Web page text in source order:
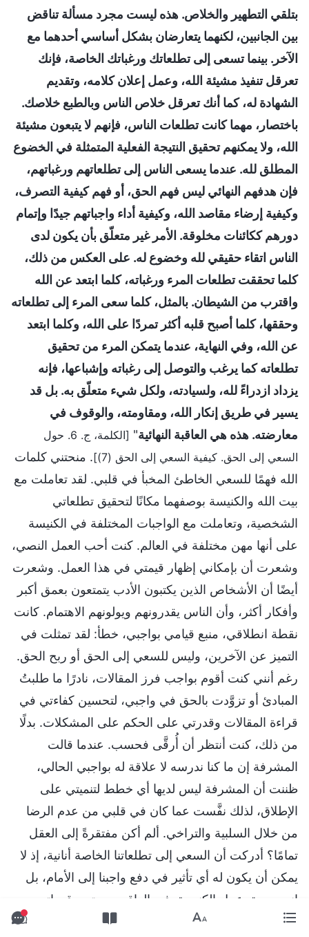
بتلقي التطهير والخلاص. هذه ليست مجرد مسألة تناقض
بين الجانبين، لكنهما يتعارضان بشكل أساسي أحدهما مع
الآخر. بينما تسعى إلى تطلعاتك ورغباتك الخاصة، فإنك
تعرقل تنفيذ مشيئة الله، وعمل إعلان كلامه، وتقديم
الشهادة له، كما أنك تعرقل خلاص الناس وبالطبع خلاصك.
باختصار، مهما كانت تطلعات الناس، فإنهم لا يتبعون مشيئة
الله، ولا يمكنهم تحقيق النتيجة الفعلية المتمثلة في الخضوع
المطلق لله. عندما يسعى الناس إلى تطلعاتهم ورغباتهم،
فإن هدفهم النهائي ليس فهم الحق، أو فهم كيفية التصرف،
وكيفية إرضاء مقاصد الله، وكيفية أداء واجباتهم جيدًا وإتمام
دورهم ككائنات مخلوقة. الأمر غير متعلّق بأن يكون لدى
الناس اتقاء حقيقي لله وخضوع له. على العكس من ذلك،
كلما تحققت تطلعات المرء ورغباته، كلما ابتعد عن الله
واقترب من الشيطان. بالمثل، كلما سعى المرء إلى تطلعاته
وحققها، كلما أصبح قلبه أكثر تمردًا على الله، وكلما ابتعد
عن الله، وفي النهاية، عندما يتمكن المرء من تحقيق
تطلعاته كما يرغب والتوصل إلى رغباته وإشباعها، فإنه
يزداد ازدراءً لله، ولسيادته، ولكل شيء متعلّق به. بل قد
يسير في طريق إنكار الله، ومقاومته، والوقوف في
معارضته. هذه هي العاقبة النهائية"
[الكلمة، ج. 6. حول
السعي إلى الحق. كيفية السعي إلى الحق (7)]
. منحتني كلمات
الله فهمًا للسعي الخاطئ المخبأ في قلبي. لقد تعاملت مع
بيت الله والكنيسة بوصفهما مكانًا لتحقيق تطلعاتي
الشخصية، وتعاملت مع الواجبات المختلفة في الكنيسة
على أنها مهن مختلفة في العالم. كنت أحب العمل النصي،
وشعرت أن بإمكاني إظهار قيمتي في هذا العمل. وشعرت
أيضًا أن الأشخاص الذين يكتبون الأدب يتمتعون بعمق أكبر
وأفكار أكثر، وأن الناس يقدرونهم ويولونهم الاهتمام. كانت
نقطة انطلاقي، منبع قيامي بواجبي، خطأ: لقد تمثلت في
التميز عن الآخرين، وليس للسعي إلى الحق أو ربح الحق.
رغم أنني كنت أقوم بواجب فرز المقالات، نادرًا ما طلبتُ
المبادئ أو تزوَّدت بالحق في واجبي، لتحسين كفاءتي في
قراءة المقالات وقدرتي على الحكم على المشكلات. بدلًا
من ذلك، كنت أنتظر أن أُرقَّى فحسب. عندما قالت
المشرفة إن ما كنا ندرسه لا علاقة له بواجبي الحالي،
ظننت أن المشرفة ليس لديها أي خطط لتنميتي على
الإطلاق، لذلك نفَّست عما كان في قلبي من عدم الرضا
من خلال السلبية والتراخي. ألم أكن مفتقرةً إلى العقل
تمامًا؟ أدركت أن السعي إلى تطلعاتنا الخاصة أنانية، إذ لا
يمكن أن يكون له أي تأثير في دفع واجبنا إلى الأمام، بل
إنه سيعيق عمل الكنيسة. في الواقع، مستوى قدراتي
متوسط، ومهاراتي اللغوية ضعيفة إلى حد ما. والأهم من